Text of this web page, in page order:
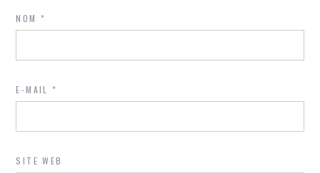
NOM*
E-MAIL*
SITE WEB